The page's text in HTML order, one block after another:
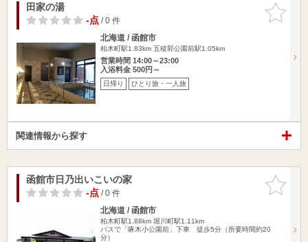
お気に入
りに追加
田家の湯
-点/ 0 件
北海道 / 函館市
柏木町駅1.83km 五稜郭公園前駅1.05km
営業時間 14:00～23:00
入浴料金 500円～
日帰り ひとり旅・一人旅
関連情報から探す
お気に入
りに追加
函館市日乃出いこいの家
-点/ 0 件
北海道 / 函館市
柏木町駅1.88km 堀川町駅1.11km
バスで「啄木小公園前」下車 徒歩5分（所要時間約20
分）